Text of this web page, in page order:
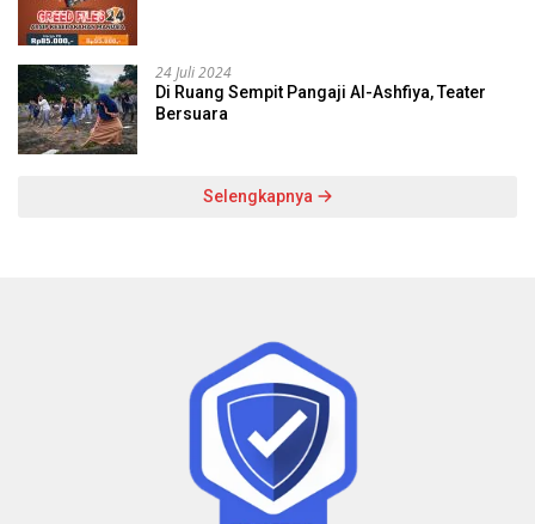
24 Juli 2024
Di Ruang Sempit Pangaji Al-Ashfiya, Teater
Bersuara
Selengkapnya